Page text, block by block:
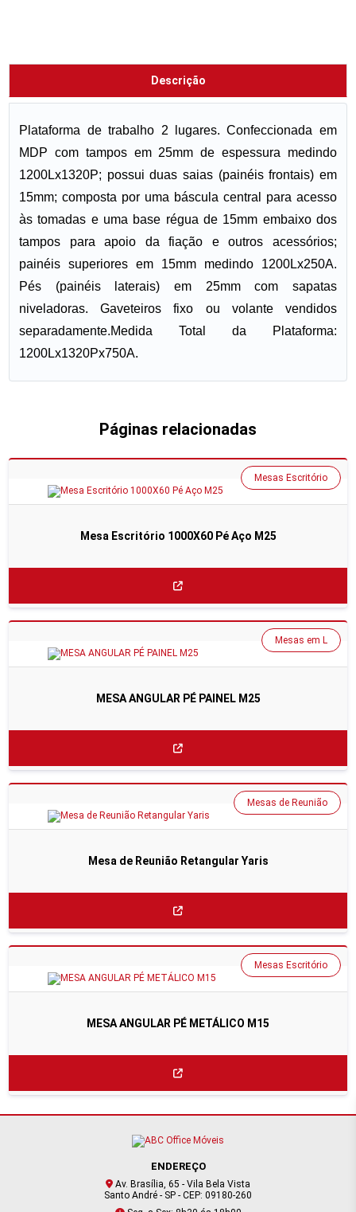
Descrição
Plataforma de trabalho 2 lugares. Confeccionada em
MDP com tampos em 25mm de espessura medindo
1200Lx1320P; possui duas saias (painéis frontais) em
15mm; composta por uma báscula central para acesso
às tomadas e uma base régua de 15mm embaixo dos
tampos para apoio da fiação e outros acessórios;
painéis superiores em 15mm medindo 1200Lx250A.
Pés (painéis laterais) em 25mm com sapatas
niveladoras. Gaveteiros fixo ou volante vendidos
separadamente.Medida Total da Plataforma:
1200Lx1320Px750A.
Páginas relacionadas
Mesa Escritório 1000X60 Pé Aço M25
Mesas Escritório
MESA ANGULAR PÉ PAINEL M25
Mesas em L
Mesa de Reunião Retangular Yaris
Mesas de Reunião
MESA ANGULAR PÉ METÁLICO M15
Mesas Escritório
ENDEREÇO
Av. Brasília, 65 - Vila Bela Vista
Santo André - SP - CEP: 09180-260